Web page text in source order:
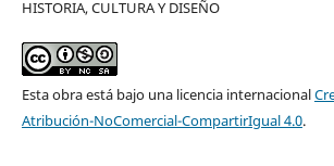
HISTORIA, CULTURA Y DISEÑO
Esta obra está bajo una licencia internacional
Atribución-NoComercial-CompartirIgual 4.0.